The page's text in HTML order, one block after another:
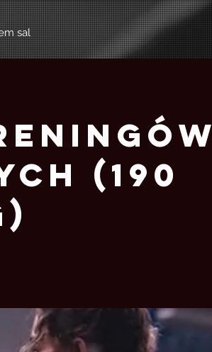
sal
(190